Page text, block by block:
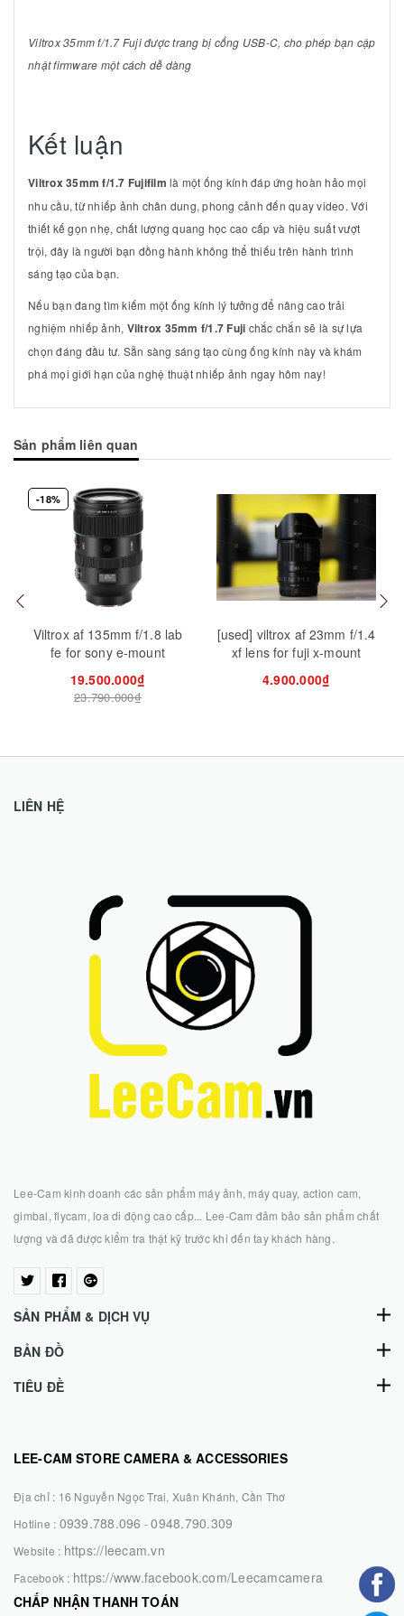
Viltrox 35mm f/1.7 Fuji được trang bị cổng USB-C, cho phép bạn cập
nhật firmware một cách dễ dàng
Kết luận
Viltrox 35mm f/1.7 Fujifilm là một ống kính đáp ứng hoàn hảo mọi
nhu cầu, từ nhiếp ảnh chân dung, phong cảnh đến quay video. Với
thiết kế gọn nhẹ, chất lượng quang học cao cấp và hiệu suất vượt
trội, đây là người bạn đồng hành không thể thiếu trên hành trình
sáng tạo của bạn.
Nếu bạn đang tìm kiếm một ống kính lý tưởng để nâng cao trải
nghiệm nhiếp ảnh, Viltrox 35mm f/1.7 Fuji chắc chắn sẽ là sự lựa
chọn đáng đầu tư. Sẵn sàng sáng tạo cùng ống kính này và khám
phá mọi giới hạn của nghệ thuật nhiếp ảnh ngay hôm nay!
Sản phẩm liên quan
-18%
Viltrox af 135mm f/1.8 lab
fe for sony e-mount
19.500.000₫
23.790.000₫
[used] viltrox af 23mm f/1.4
xf lens for fuji x-mount
4.900.000₫
Mua hàng
LIÊN HỆ
Lee-Cam kinh doanh các sản phẩm máy ảnh, máy quay, action cam,
gimbal, flycam, loa di động cao cấp... Lee-Cam đảm bảo sản phẩm chất
lượng và đã được kiểm tra thật kỹ trước khi đến tay khách hàng.
SẢN PHẨM & DỊCH VỤ
BẢN ĐỒ
TIÊU ĐỀ
LEE-CAM STORE CAMERA & ACCESSORIES
Địa chỉ : 16 Nguyễn Ngọc Trai, Xuân Khánh, Cần Thơ
Hotline : 0939.788.096 -0948.790.309
Website : https://leecam.vn
Facebook : https://www.facebook.com/Leecamcamera
CHẤP NHẬN THANH TOÁN